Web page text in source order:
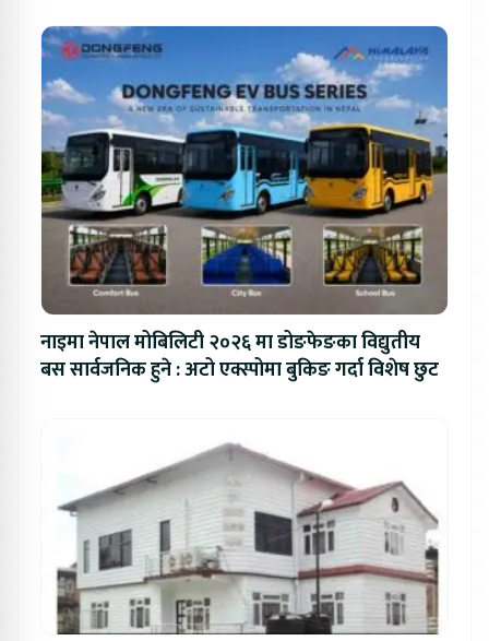
नाइमा नेपाल मोबिलिटी २०२६ मा डोङफेङका विद्युतीय
बस सार्वजनिक हुने : अटो एक्स्पोमा बुकिङ गर्दा विशेष छुट